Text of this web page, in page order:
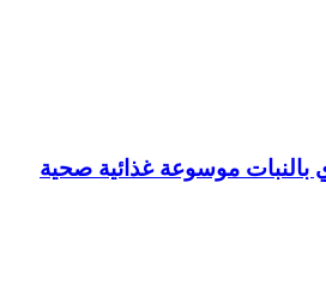
بالنبات موسوعة غذائية صحية